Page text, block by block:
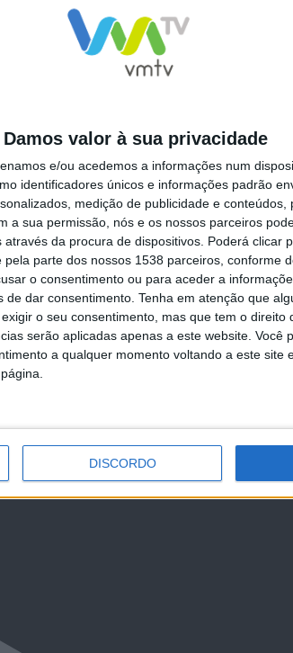
Damos valor à sua privacidade
e/ou acedemos a informações num
identificadores únicos e informações padrão
medição de publicidade e conteúdos,
a sua permissão, nós e os nossos parceiros
da procura de dispositivos. Poderá clicar
parte dos nossos 1538 parceiros, conforme
o consentimento ou para aceder a
dar consentimento. Tenha em atenção que
o seu consentimento, mas que tem o direito
serão aplicadas apenas a este website. Você
a qualquer momento voltando a este site
DISCORDO
ao monte plantar
Famalicão coloca uma árvore
dos famalicenses